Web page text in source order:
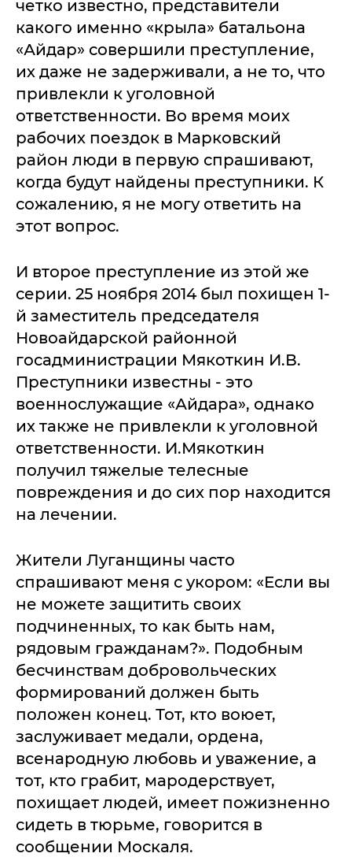
четко известно, представители
какого именно «крыла» батальона
«Айдар» совершили преступление,
их даже не задерживали, а не то, что
привлекли к уголовной
ответственности. Во время моих
рабочих поездок в Марковский
район люди в первую спрашивают,
когда будут найдены преступники. К
сожалению, я не могу ответить на
этот вопрос.
И второе преступление из этой же
серии. 25 ноября 2014 был похищен 1-
й заместитель председателя
Новоайдарской районной
госадминистрации Мякоткин И.В.
Преступники известны - это
военнослужащие «Айдара», однако
их также не привлекли к уголовной
ответственности. И.Мякоткин
получил тяжелые телесные
повреждения и до сих пор находится
на лечении.
Жители Луганщины часто
спрашивают меня с укором: «Если вы
не можете защитить своих
подчиненных, то как быть нам,
рядовым гражданам?». Подобным
бесчинствам добровольческих
формирований должен быть
положен конец. Тот, кто воюет,
заслуживает медали, ордена,
всенародную любовь и уважение, а
тот, кто грабит, мародерствует,
похищает людей, имеет пожизненно
сидеть в тюрьме, говорится в
сообщении Москаля.